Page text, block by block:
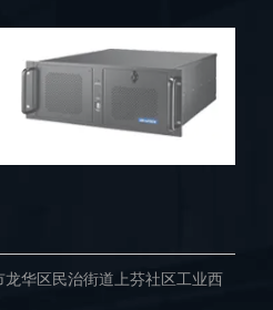
华区民治街道上芬社区工业西